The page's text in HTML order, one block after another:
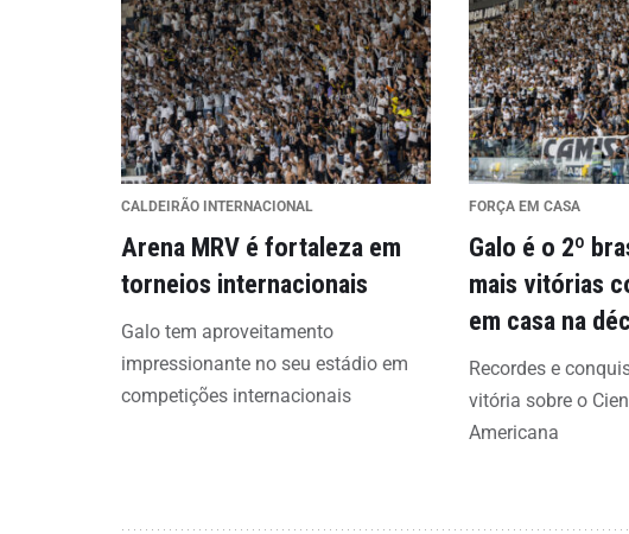
CALDEIRÃO INTERNACIONAL
Arena MRV é fortaleza em
torneios internacionais
Galo tem aproveitamento
impressionante no seu estádio em
competições internacionais
FORÇA EM CASA
Galo é o 2º
mais vitórias
em casa na
Recordes e
vitória sobre o
Americana